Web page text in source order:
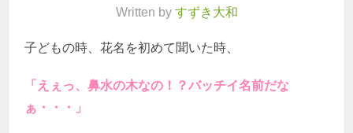
Written by すずき大和
子どもの時、花名を初めて聞いた時、
「えぇっ、鼻水の木なの！？バッチイ名前だな
ぁ・・・」